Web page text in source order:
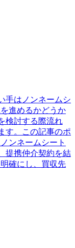
手はノンネームシ
進めるかどうか
検討する際流れ
す。この記事のポ
ンネームシート
提携仲介契約を結
確にし、買収先